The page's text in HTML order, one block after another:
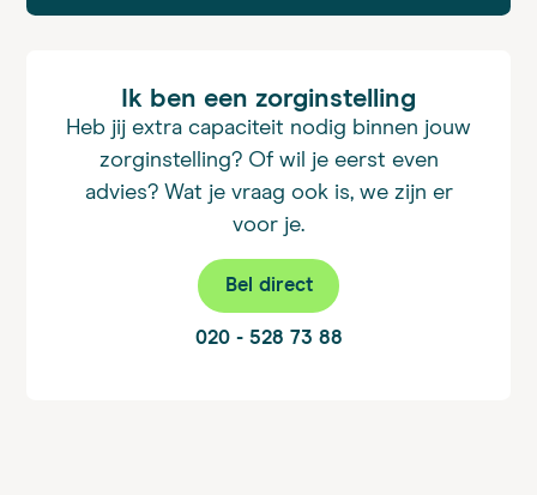
Ik ben een zorginstelling
Heb jij extra capaciteit nodig binnen jouw
zorginstelling? Of wil je eerst even
advies? Wat je vraag ook is, we zijn er
voor je.
Bel direct
020 - 528 73 88